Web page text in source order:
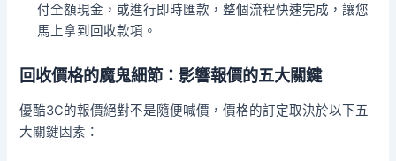
付全額現金，或進行即時匯款，整個流程快速完成，讓您
馬上拿到回收款項。
回收價格的魔鬼細節：影響報價的五大關鍵
優酷3C的報價絕對不是隨便喊價，價格的訂定取決於以下五
大關鍵因素：